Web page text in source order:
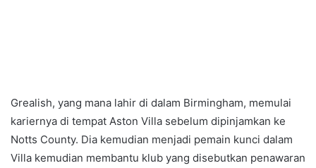
Grealish, yang mana lahir di dalam Birmingham, memulai
kariernya di tempat Aston Villa sebelum dipinjamkan ke
Notts County. Dia kemudian menjadi pemain kunci dalam
Villa kemudian membantu klub yang disebutkan penawaran